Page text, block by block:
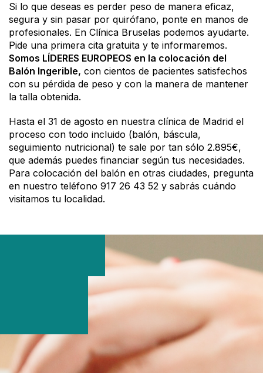
Si lo que deseas es perder peso de manera eficaz,
segura y sin pasar por quirófano, ponte en manos de
profesionales. En Clínica Bruselas podemos ayudarte.
Pide una primera cita gratuita y te informaremos.
Somos LÍDERES EUROPEOS en la colocación del
Balón Ingerible, con cientos de pacientes satisfechos
con su pérdida de peso y con la manera de mantener
la talla obtenida.
Hasta el 31 de agosto en nuestra clínica de Madrid el
proceso con todo incluido (balón, báscula,
seguimiento nutricional) te sale por tan sólo 2.895€,
que además puedes financiar según tus necesidades.
Para colocación del balón en otras ciudades, pregunta
en nuestro teléfono 917 26 43 52 y sabrás cuándo
visitamos tu localidad.